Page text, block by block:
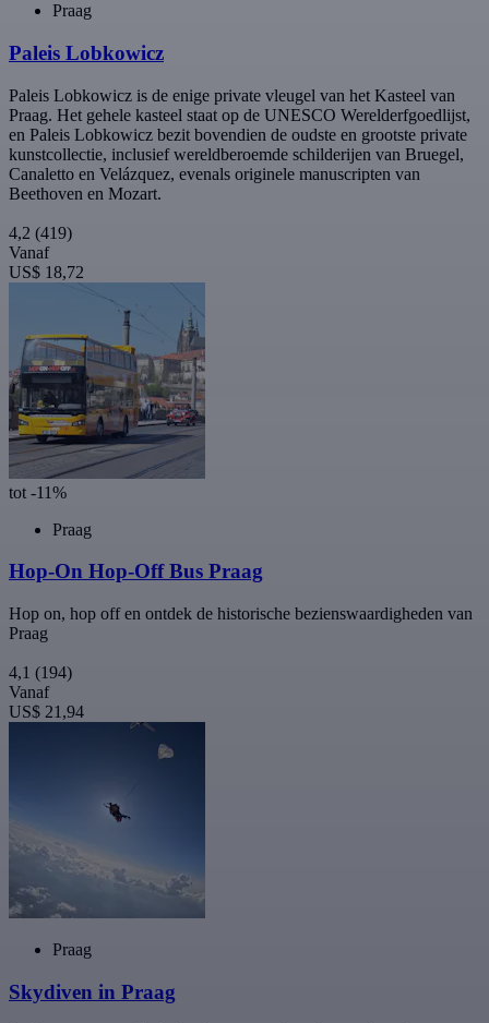
Praag
Paleis Lobkowicz
Paleis Lobkowicz is de enige private vleugel van het Kasteel van
Praag. Het gehele kasteel staat op de UNESCO Werelderfgoedlijst,
en Paleis Lobkowicz bezit bovendien de oudste en grootste private
kunstcollectie, inclusief wereldberoemde schilderijen van Bruegel,
Canaletto en Velázquez, evenals originele manuscripten van
Beethoven en Mozart.
4,2 (419)
Vanaf
US$ 18,72
tot -11%
Praag
Hop-On Hop-Off Bus Praag
Hop on, hop off en ontdek de historische bezienswaardigheden van
Praag
4,1 (194)
Vanaf
US$ 21,94
Praag
Skydiven in Praag